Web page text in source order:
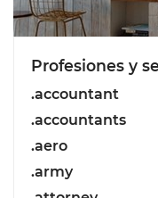
Profesiones y
.accountant
.accountants
.aero
.army